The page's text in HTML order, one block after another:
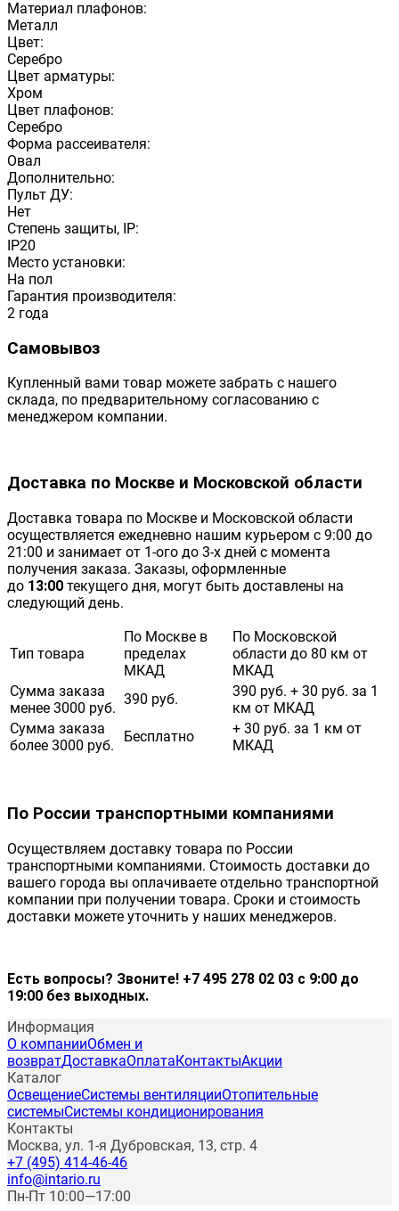
Материал плафонов:
Металл
Цвет:
Серебро
Цвет арматуры:
Хром
Цвет плафонов:
Серебро
Форма рассеивателя:
Овал
Дополнительно:
Пульт ДУ:
Нет
Степень защиты, IP:
IP20
Место установки:
На пол
Гарантия производителя:
2 года
Самовывоз
Купленный вами товар можете забрать с нашего
склада, по предварительному согласованию с
менеджером компании.
Доставка по Москве и Московской области
Доставка товара по Москве и Московской области
осуществляется ежедневно нашим курьером с 9:00 до
21:00 и занимает от 1-ого до 3-х дней с момента
получения заказа. Заказы, оформленные
до 13:00 текущего дня, могут быть доставлены на
следующий день.
Тип товара
По Москве в
пределах
МКАД
По Московской
области до 80 км от
МКАД
Сумма заказа
менее 3000 руб.
390 руб.
390 руб. + 30 руб. за 1
км от МКАД
Сумма заказа
более 3000 руб.
Бесплатно
+ 30 руб. за 1 км от
МКАД
По России транспортными компаниями
Осуществляем доставку товара по России
транспортными компаниями. Стоимость доставки до
вашего города вы оплачиваете отдельно транспортной
компании при получении товара. Сроки и стоимость
доставки можете уточнить у наших менеджеров.
Есть вопросы? Звоните! +7 495 278 02 03 с 9:00 до
19:00 без выходных.
Информация
О компанииОбмен и
возвратДоставкаОплата КонтактыАкции
Каталог
ОсвещениеСистемы вентиляцииОтопительные
системыСистемы кондиционирования
Контакты
Москва, ул. 1-я Дубровская, 13, стр. 4
+7 (495) 414-46-46
info@intario.ru
Пн-Пт 10:00—17:00